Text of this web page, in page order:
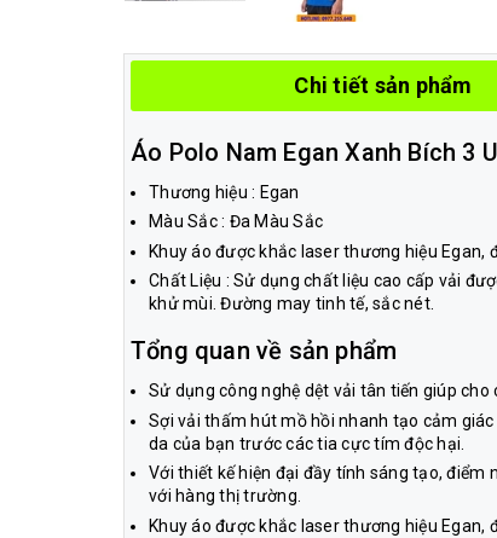
Chi tiết sản phẩm
Áo Polo Nam Egan Xanh Bích 3
Thương hiệu : Egan
Màu Sắc : Đa Màu Sắc
Khuy áo được khắc laser thương hiệu Egan,
Chất Liệu : Sử dụng chất liệu cao cấp vải
khử mùi. Đường may tinh tế, sắc nét.
Tổng quan về sản phẩm
Sử dụng công nghệ dệt vải tân tiến giúp
Sợi vải thấm hút mồ hồi nhanh tạo cảm
da của bạn trước các tia cực tím độc hại.
Với thiết kế hiện đại đầy tính sáng tạo, điểm
với hàng thị trường.
Khuy áo được khắc laser thương hiệu Egan,